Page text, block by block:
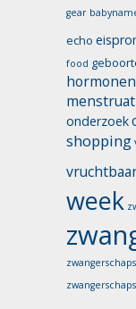
gear
echo
food
hormonen
onderzoek
shopping
week